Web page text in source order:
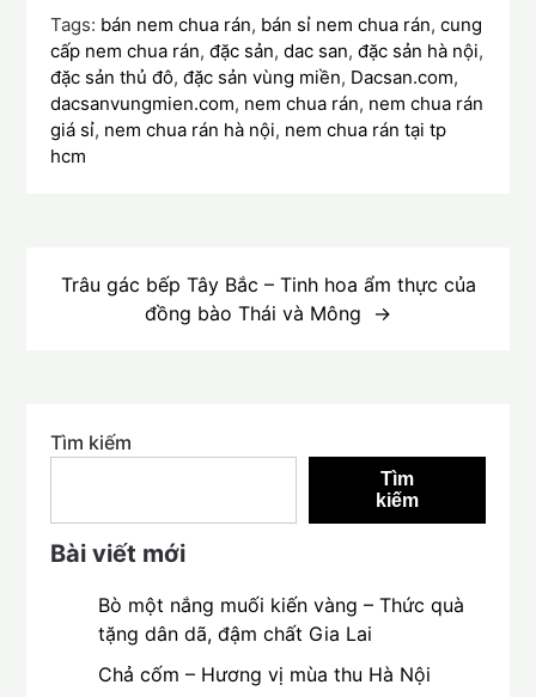
Tags: bán nem chua rán, bán sỉ nem chua rán,cung
cấp nem chua rán,đặc sản,dac san,đặc sản hà nội,
đặc sản thủ đô,đặc sản vùng miền, Dacsan.com,
dacsanvungmien.com, nem chua rán, nem chua rán
giá sỉ, nem chua rán hà nội, nem chua rán tại tp
hcm
hướng
Trâu gác bếp Tây Bắc – Tinh hoa ẩm thực của
đồng bào Thái và Mông
Tìm kiếm
Tìm
kiếm
Bài viết mới
Bò một nắng muối kiến vàng – Thức quà
tặng dân dã, đậm chất Gia Lai
Chả cốm – Hương vị mùa thu Hà Nội